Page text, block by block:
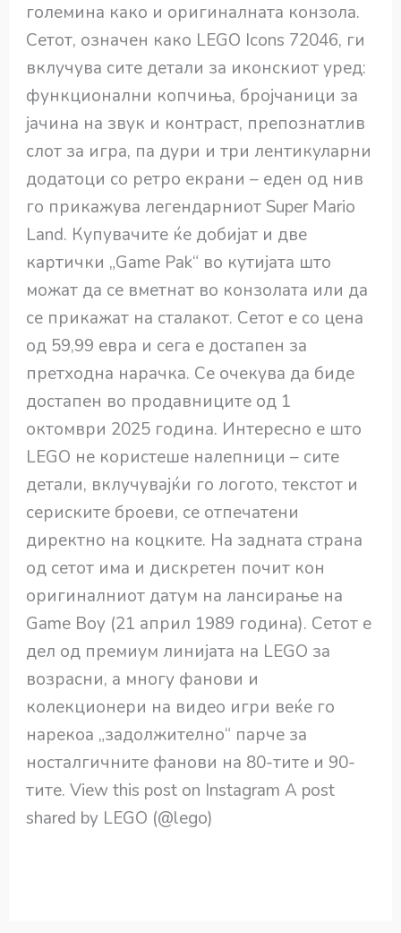
големина како и оригиналната конзола.
Сетот, означен како LEGO Icons 72046, ги
вклучува сите детали за иконскиот уред:
функционални копчиња, бројчаници за
јачина на звук и контраст, препознатлив
слот за игра, па дури и три лентикуларни
додатоци со ретро екрани – еден од нив
го прикажува легендарниот Super Mario
Land. Купувачите ќе добијат и две
картички „Game Pak“ во кутијата што
можат да се вметнат во конзолата или да
се прикажат на сталакот. Сетот е со цена
од 59,99 евра и сега е достапен за
претходна нарачка. Се очекува да биде
достапен во продавниците од 1
октомври 2025 година. Интересно е што
LEGO не користеше налепници – сите
детали, вклучувајќи го логото, текстот и
сериските броеви, се отпечатени
директно на коцките. На задната страна
од сетот има и дискретен почит кон
оригиналниот датум на лансирање на
Game Boy (21 април 1989 година). Сетот е
дел од премиум линијата на LEGO за
возрасни, а многу фанови и
колекционери на видео игри веќе го
нарекоа „задолжително“ парче за
носталгичните фанови на 80-тите и 90-
тите. View this post on Instagram A post
shared by LEGO (@lego)